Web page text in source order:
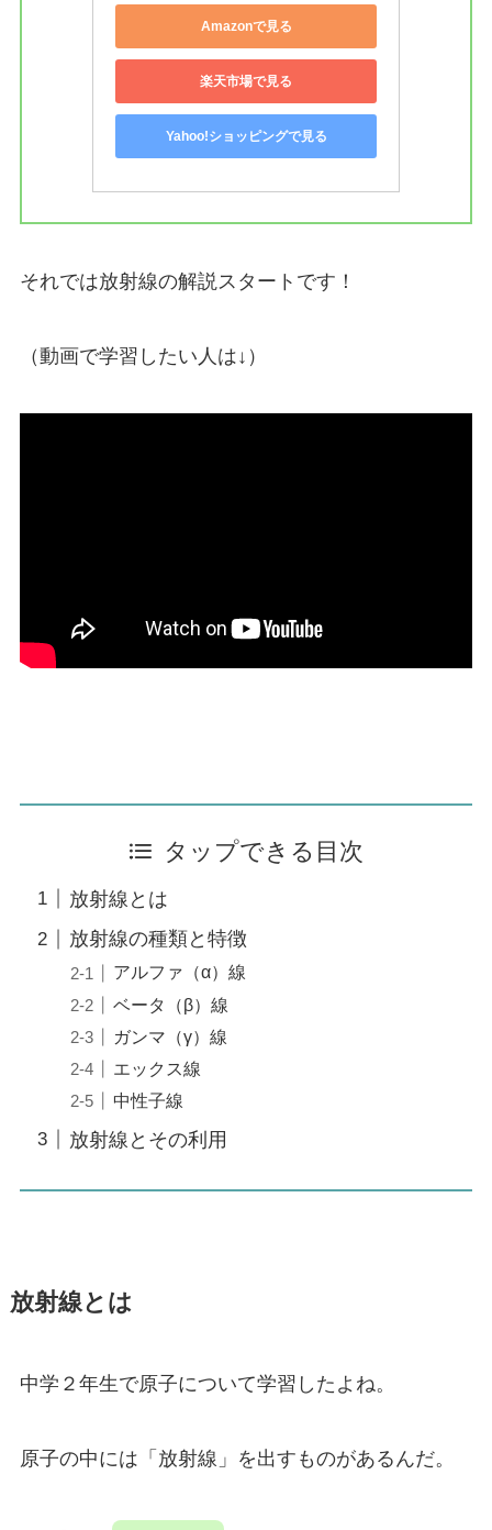
Amazonで見る
楽天市場で見る
Yahoo!ショッピングで見る
それでは放射線の解説スタートです！
（動画で学習したい人は↓）
タップできる目次
放射線とは
放射線の種類と特徴
アルファ（α）線
ベータ（β）線
ガンマ（γ）線
エックス線
中性子線
放射線とその利用
放射線とは
中学２年生で原子について学習したよね。
原子の中には「放射線」を出すものがあるんだ。